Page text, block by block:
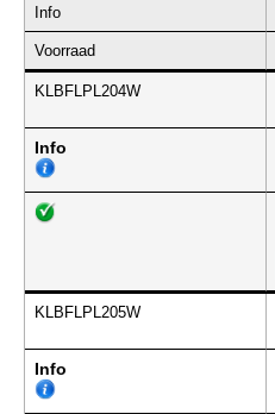
Info
Voorraad
KLBFLPL204W
Info
KLBFLPL205W
Info